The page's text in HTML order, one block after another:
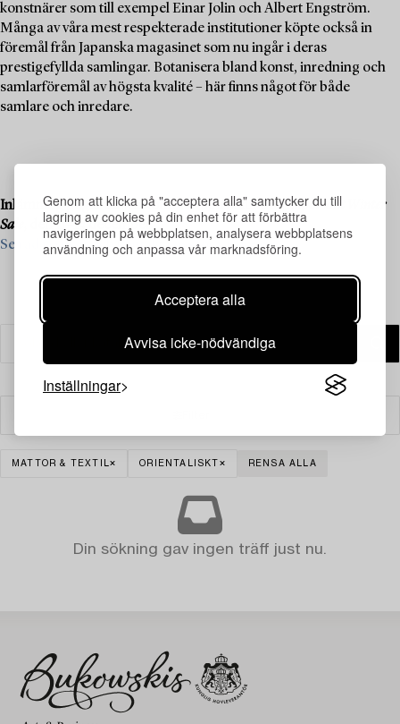
Genom att klicka på "acceptera alla" samtycker du till
lagring av cookies på din enhet för att förbättra
navigeringen på webbplatsen, analysera webbplatsens
användning och anpassa vår marknadsföring.
Acceptera alla
Avvisa icke-nödvändiga
Inställningar
konstnärer som till exempel Einar Jolin och Albert Engström.
Många av våra mest respekterade institutioner köpte också in
föremål från Japanska magasinet som nu ingår i deras
prestigefyllda samlingar. Botanisera bland konst, inredning och
samlarföremål av högsta kvalité – här finns något för både
samlare och inredare.
Inlämning pågår till vår kommande liveauktionImportant Winter
Sale
, den 11–13 december.
Se vad vi söker och kontakta oss för värdering ›
MATTOR & TEXTIL ORIENTALISKT RENSA ALLA
Din sökning gav ingen träff just nu.